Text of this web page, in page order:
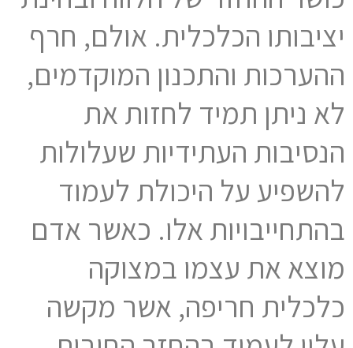
יציבותו הכלכלית. אולם, חרף
ההערכות והתכנון המוקדמים,
לא ניתן תמיד לחזות את
הנסיבות העתידיות שעלולות
להשפיע על היכולת לעמוד
בהתחייבויות אלו. כאשר אדם
מוצא את עצמו במצוקה
כלכלית חריפה, אשר מקשה